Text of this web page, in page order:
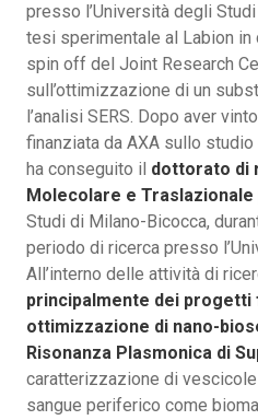
presso l’Università degli
tesi sperimentale al Labion in
spin off del Joint Research
sull’ottimizzazione di un
l’analisi SERS. Dopo aver
finanziata da AXA sullo
ha conseguito il dottorato di
Molecolare e Traslazionale
Studi di Milano-Bicocca,
periodo di ricerca presso
All’interno delle attività di
principalmente dei progetti
ottimizzazione di nano-
Risonanza Plasmonica di
caratterizzazione di
sangue periferico come